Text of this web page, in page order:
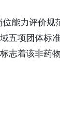
能力评价
五项团体标
志着该非药